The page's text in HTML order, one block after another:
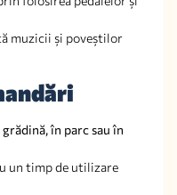
muzicii și poveștilor
grădină, în parc sau în
un timp de utilizare